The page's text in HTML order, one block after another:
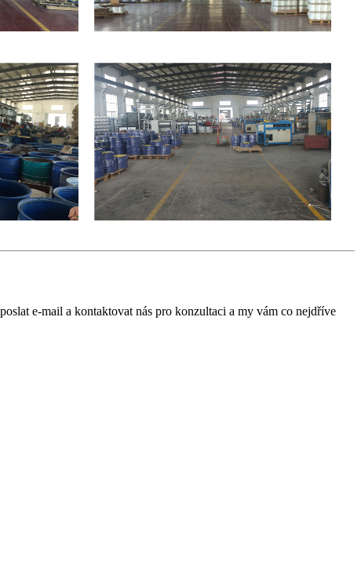
e-mail a kontaktovat nás pro konzultaci a my vám co nejdříve